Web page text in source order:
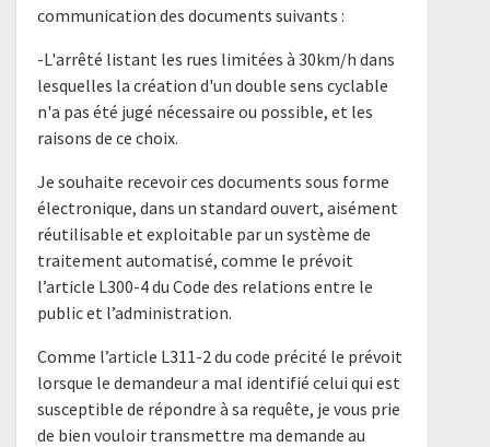
communication des documents suivants :
-L'arrêté listant les rues limitées à 30km/h dans
lesquelles la création d'un double sens cyclable
n'a pas été jugé nécessaire ou possible, et les
raisons de ce choix.
Je souhaite recevoir ces documents sous forme
électronique, dans un standard ouvert, aisément
réutilisable et exploitable par un système de
traitement automatisé, comme le prévoit
l’article L300-4 du Code des relations entre le
public et l’administration.
Comme l’article L311-2 du code précité le prévoit
lorsque le demandeur a mal identifié celui qui est
susceptible de répondre à sa requête, je vous prie
de bien vouloir transmettre ma demande au